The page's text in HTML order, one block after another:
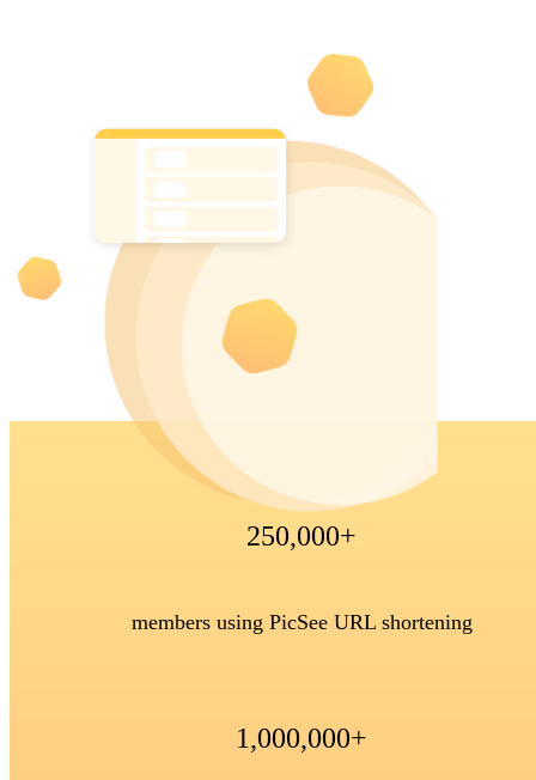
250,000+
members using PicSee URL shortening
1,000,000+